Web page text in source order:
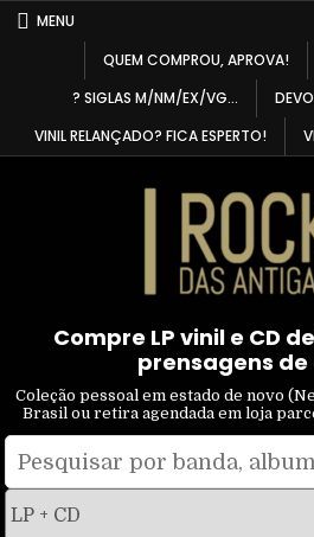
SkipMENU
QUEM COMPROU, APROVA!
? SIGLAS M/NM/EX/VG…
VINIL RELANÇADO? FICA ESPERTO!
Compre LP vinil e CD
prensagens
Coleção pessoal em estado de novo
Brasil ou retira agendada em loja
Pesquisar
tipo